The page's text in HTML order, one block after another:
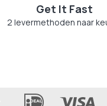
Get It Fast
2 levermethoden naar